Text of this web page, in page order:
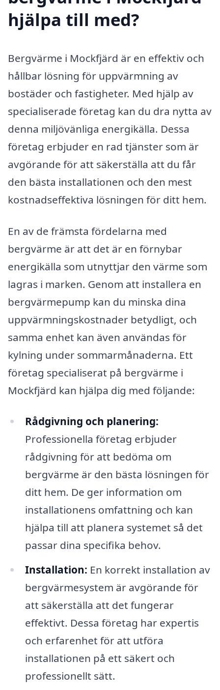
hjälpa till med?
Bergvärme i Mockfjärd är en effektiv och
hållbar lösning för uppvärmning av
bostäder och fastigheter. Med hjälp av
specialiserade företag kan du dra nytta av
denna miljövänliga energikälla. Dessa
företag erbjuder en rad tjänster som är
avgörande för att säkerställa att du får
den bästa installationen och den mest
kostnadseffektiva lösningen för ditt hem.
En av de främsta fördelarna med
bergvärme är att det är en förnybar
energikälla som utnyttjar den värme som
lagras i marken. Genom att installera en
bergvärmepump kan du minska dina
uppvärmningskostnader betydligt, och
samma enhet kan även användas för
kylning under sommarmånaderna. Ett
företag specialiserat på bergvärme i
Mockfjärd kan hjälpa dig med följande:
Rådgivning och planering:
Professionella företag erbjuder
rådgivning för att bedöma om
bergvärme är den bästa lösningen för
ditt hem. De ger information om
installationens omfattning och kan
hjälpa till att planera systemet så det
passar dina specifika behov.
Installation: En korrekt installation av
bergvärmesystem är avgörande för
att säkerställa att det fungerar
effektivt. Dessa företag har expertis
och erfarenhet för att utföra
installationen på ett säkert och
professionellt sätt.